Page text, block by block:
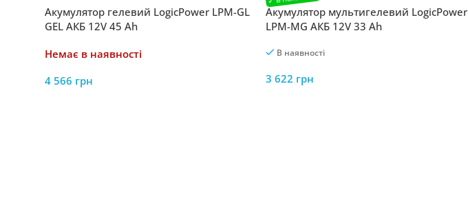
Акумулятор гелевий LogicPower LPM-GL
GEL АКБ 12V 45 Ah
Немає в наявності
4 566 грн
Акумулятор мультигелевий LogicPower
LPM-MG АКБ 12V 33 Ah
В наявності
3 622 грн